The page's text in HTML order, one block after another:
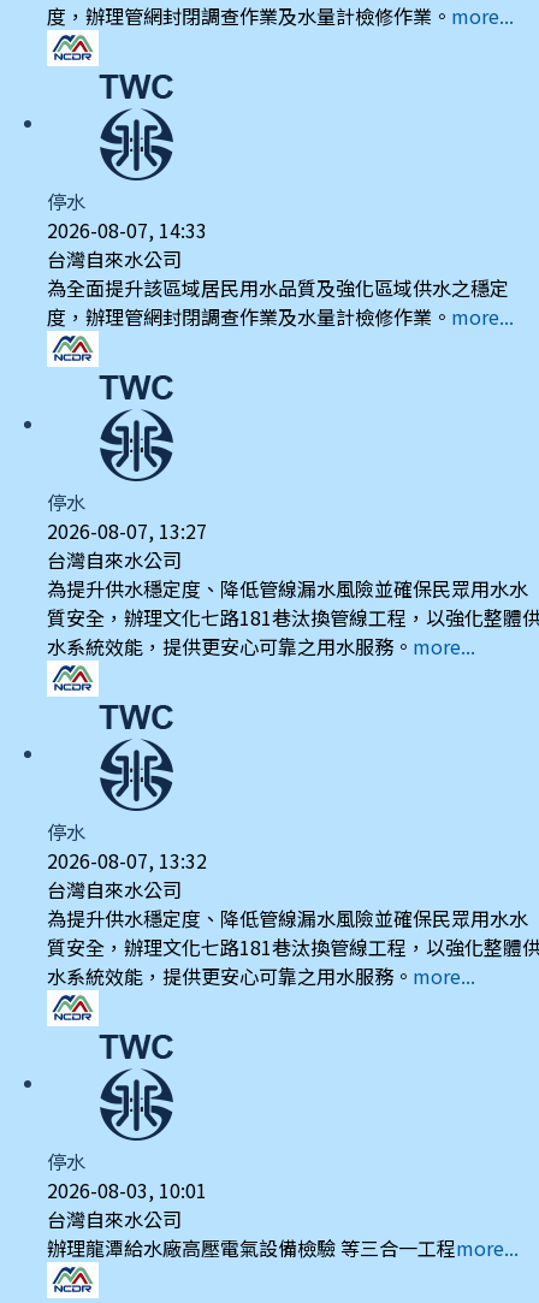
度，辦理管網封閉調查作業及水量計檢修作業。 more...
停水
2026-08-07, 14:33
台灣自來水公司
為全面提升該區域居民用水品質及強化區域供水之穩定
度，辦理管網封閉調查作業及水量計檢修作業。 more...
停水
2026-08-07, 13:27
台灣自來水公司
為提升供水穩定度、降低管線漏水風險並確保民眾用水水
質安全，辦理文化七路181巷汰換管線工程，以強化整體
水系統效能，提供更安心可靠之用水服務。 more...
停水
2026-08-07, 13:32
台灣自來水公司
為提升供水穩定度、降低管線漏水風險並確保民眾用水水
質安全，辦理文化七路181巷汰換管線工程，以強化整體
水系統效能，提供更安心可靠之用水服務。 more...
停水
2026-08-03, 10:01
台灣自來水公司
辦理龍潭給水廠高壓電氣設備檢驗 等三合一工程more...